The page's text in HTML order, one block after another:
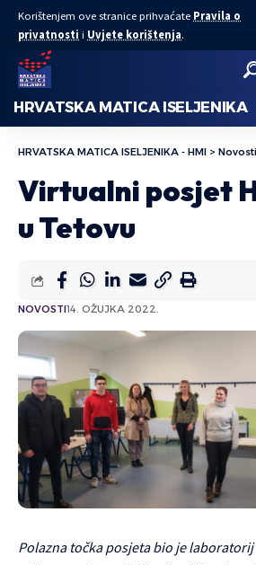
Korištenjem ove stranice prihvaćate Pravila o
privatnosti i Uvjete korištenja.
HRVATSKA MATICA ISELJENIKA
HRVATSKA MATICA ISELJENIKA - HMI > Novosti
Virtualni posjet
u Tetovu
NOVOSTI14. OŽUJKA 2022.
Polazna točka posjeta bio je